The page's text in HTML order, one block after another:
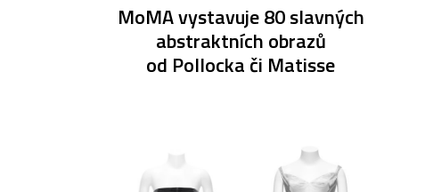
MoMA vystavuje 80 slavných
abstraktních obrazů
od Pollocka či Matisse